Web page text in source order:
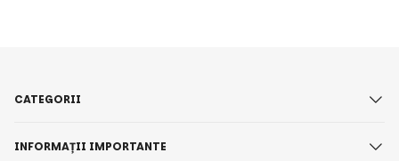
CATEGORII
INFORMAȚII IMPORTANTE